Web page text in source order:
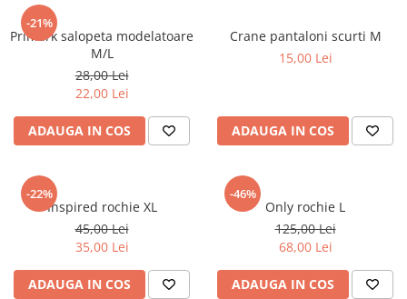
Hanorace
Lenjerii si pijamale
Pantaloni scurti
Rochii
Sacouri si Costume
Sport
sport
Tricouri si maiouri
Rochii&Fuste/Sacouri
Salopete
Tricouri si maiouri
veste
-21%
Primark salopeta modelatoare
M/L
28,00 Lei
22,00 Lei
ADAUGA IN COS
Crane pantaloni scurti M
15,00 Lei
ADAUGA IN COS
-22%
Inspired rochie XL
45,00 Lei
35,00 Lei
ADAUGA IN COS
-46%
Only rochie L
125,00 Lei
68,00 Lei
ADAUGA IN COS